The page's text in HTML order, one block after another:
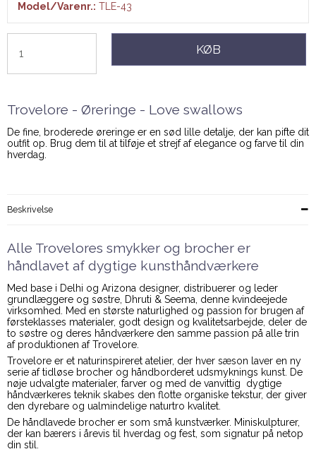
Model/Varenr.: TLE-43
KØB
Trovelore - Øreringe - Love swallows
De fine, broderede øreringe er en sød lille detalje, der kan pifte dit
outfit op. Brug dem til at tilføje et strejf af elegance og farve til din
hverdag.
Beskrivelse
Alle Trovelores smykker og brocher er
håndlavet af dygtige kunsthåndværkere
Med base i Delhi og Arizona designer, distribuerer og leder
grundlæggere og søstre, Dhruti & Seema, denne kvindeejede
virksomhed. Med en største naturlighed og passion for brugen af
førsteklasses materialer, godt design og kvalitetsarbejde, deler de
to søstre og deres håndværkere den samme passion på alle trin
af produktionen af Trovelore.
Trovelore er et naturinspireret atelier, der hver sæson laver en ny
serie af tidløse brocher og håndborderet udsmyknings kunst. De
nøje udvalgte materialer, farver og med de vanvittig dygtige
håndværkeres teknik skabes den flotte organiske tekstur, der giver
den dyrebare og ualmindelige naturtro kvalitet.
De håndlavede brocher er som små kunstværker. Miniskulpturer,
der kan bærers i årevis til hverdag og fest, som signatur på netop
din stil.